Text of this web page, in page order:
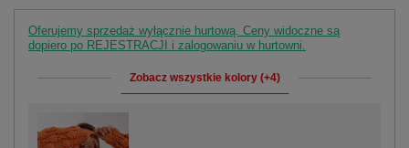
Oferujemy sprzedaż wyłącznie hurtową. Ceny widoczne są
dopiero po REJESTRACJI i zalogowaniu w hurtowni.
Zobacz wszystkie kolory (+4)